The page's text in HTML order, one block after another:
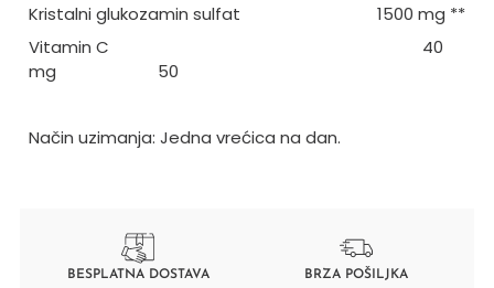
Kristalni glukozamin sulfat
1500 mg **
Vitamin C
40
mg
50
Način uzimanja: Jedna vrećica na dan.
BESPLATNA DOSTAVA BRZA POŠILJKA